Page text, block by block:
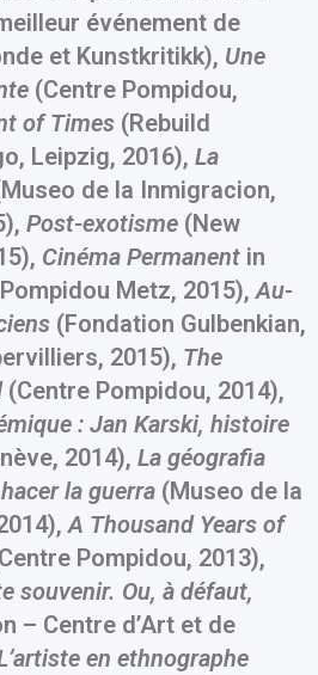
événement de
et Kunstkritikk), Une
(Centre Pompidou,
of Times (Rebuild
Leipzig, 2016), La
de la Inmigracion,
Post-exotisme (New
Cinéma Permanent in
Metz, 2015),Au-
(Fondation Gulbenkian,
2015), The
(Centre Pompidou, 2014),
: Jan Karski, histoire
2014), La géografia
la guerra (Museo de la
A Thousand Years of
Pompidou, 2013),
souvenir. Ou, à défaut,
– Centre d’Art et de
en ethnographe